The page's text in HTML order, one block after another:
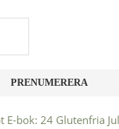
E-bok: 24 Glutenfria